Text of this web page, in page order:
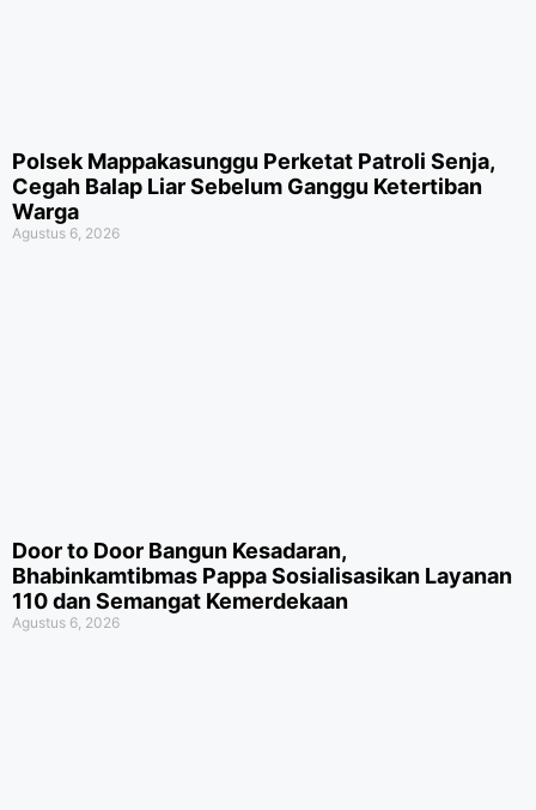
Polsek Mappakasunggu Perketat Patroli Senja,
Cegah Balap Liar Sebelum Ganggu Ketertiban
Warga
Agustus 6, 2026
Door to Door Bangun Kesadaran,
Bhabinkamtibmas Pappa Sosialisasikan Layanan
110 dan Semangat Kemerdekaan
Agustus 6, 2026